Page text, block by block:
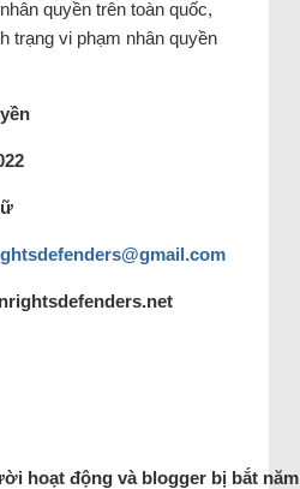
quyền trên toàn quốc,
trạng vi phạm nhân quyền
hoạt động và blogger bị bắt năm